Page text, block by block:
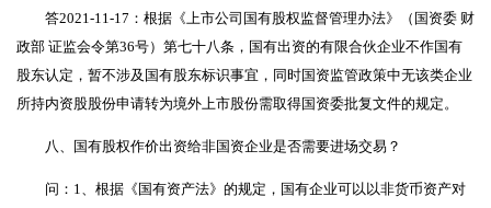
答2021-11-17：根据《上市公司国有股权监督管理办法》（国资委 财
政部 证监会令第36号）第七十八条，国有出资的有限合伙企业不作国有
股东认定，暂不涉及国有股东标识事宜，同时国资监管政策中无该类企业
所持内资股股份申请转为境外上市股份需取得国资委批复文件的规定。
八、国有股权作价出资给非国资企业是否需要进场交易？
问：1、根据《国有资产法》的规定，国有企业可以以非货币资产对